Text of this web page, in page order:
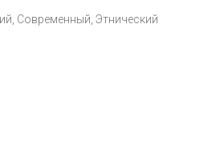
Современный, Этнический